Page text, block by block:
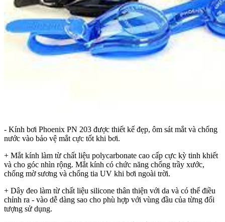
- Kính bơi Phoenix PN 203 được thiết kế đẹp, ôm sát mắt và chống
nước vào bảo vệ mắt cực tốt khi bơi.
+ Mắt kính làm từ chất liệu polycarbonate cao cấp cực kỳ tinh khiết
và cho góc nhìn rộng. Mắt kính có chức năng chống trầy xước,
chống mờ sương và chống tia UV khi bơi ngoài trời.
+ Dây đeo làm từ chất liệu silicone thân thiện với da và có thể điều
chỉnh ra - vào dễ dàng sao cho phù hợp với vùng đầu của từng đối
tượng sử dụng.